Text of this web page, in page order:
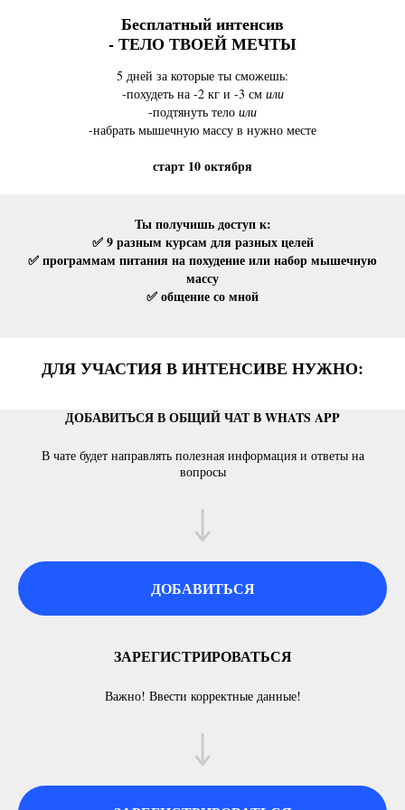
Бесплатный интенсив
-ТЕЛО ТВОЕЙ МЕЧТЫ
5 дней за которые ты сможешь:
-похудеть на -2 кг и -3 см или
-подтянуть тело или
-набрать мышечную массу в нужно месте
старт 10 октября
Ты получишь доступ к:
✅ 9 разным курсам для разных целей
✅ программам питания на похудение или набор мышечную
массу
✅ общение со мной
ДЛЯ УЧАСТИЯ В ИНТЕНСИВЕ НУЖНО:
ДОБАВИТЬСЯ В ОБЩИЙ ЧАТ В WHATS APP
В чате будет направлять полезная информация и ответы на
вопросы
ДОБАВИТЬСЯ
ЗАРЕГИСТРИРОВАТЬСЯ
Важно! Ввести корректные данные!